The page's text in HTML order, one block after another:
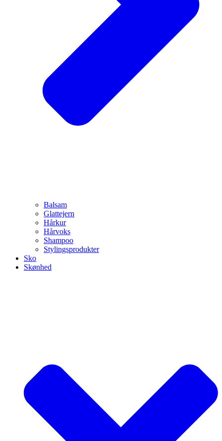
Balsam
Glattejern
Hårkur
Hårvoks
Shampoo
Stylingsprodukter
Sko
Skønhed